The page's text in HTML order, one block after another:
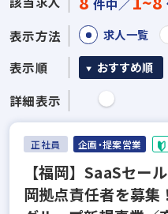
件中／
表示方法
求人一覧
表示順 おすすめ順
詳細表示
正社員 企画・提案営業
【福岡】SaaSセー
岡拠点責任者を募